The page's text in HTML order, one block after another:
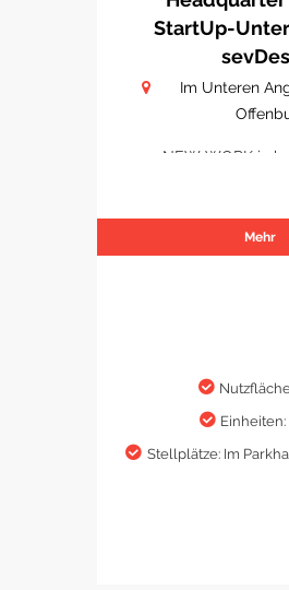
StartUp-
Im Unteren
NEW WORK in
Mehr
Einheiten:
Stellplätze: Im